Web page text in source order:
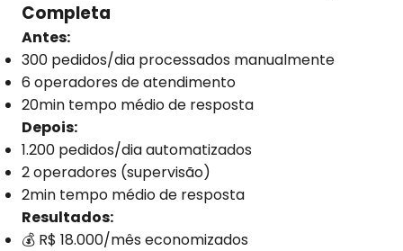
Completa
Antes:
300 pedidos/dia processados manualmente
6 operadores de atendimento
20min tempo médio de resposta
Depois:
1.200 pedidos/dia automatizados
2 operadores (supervisão)
2min tempo médio de resposta
Resultados:
💰 R$ 18.000/mês economizados